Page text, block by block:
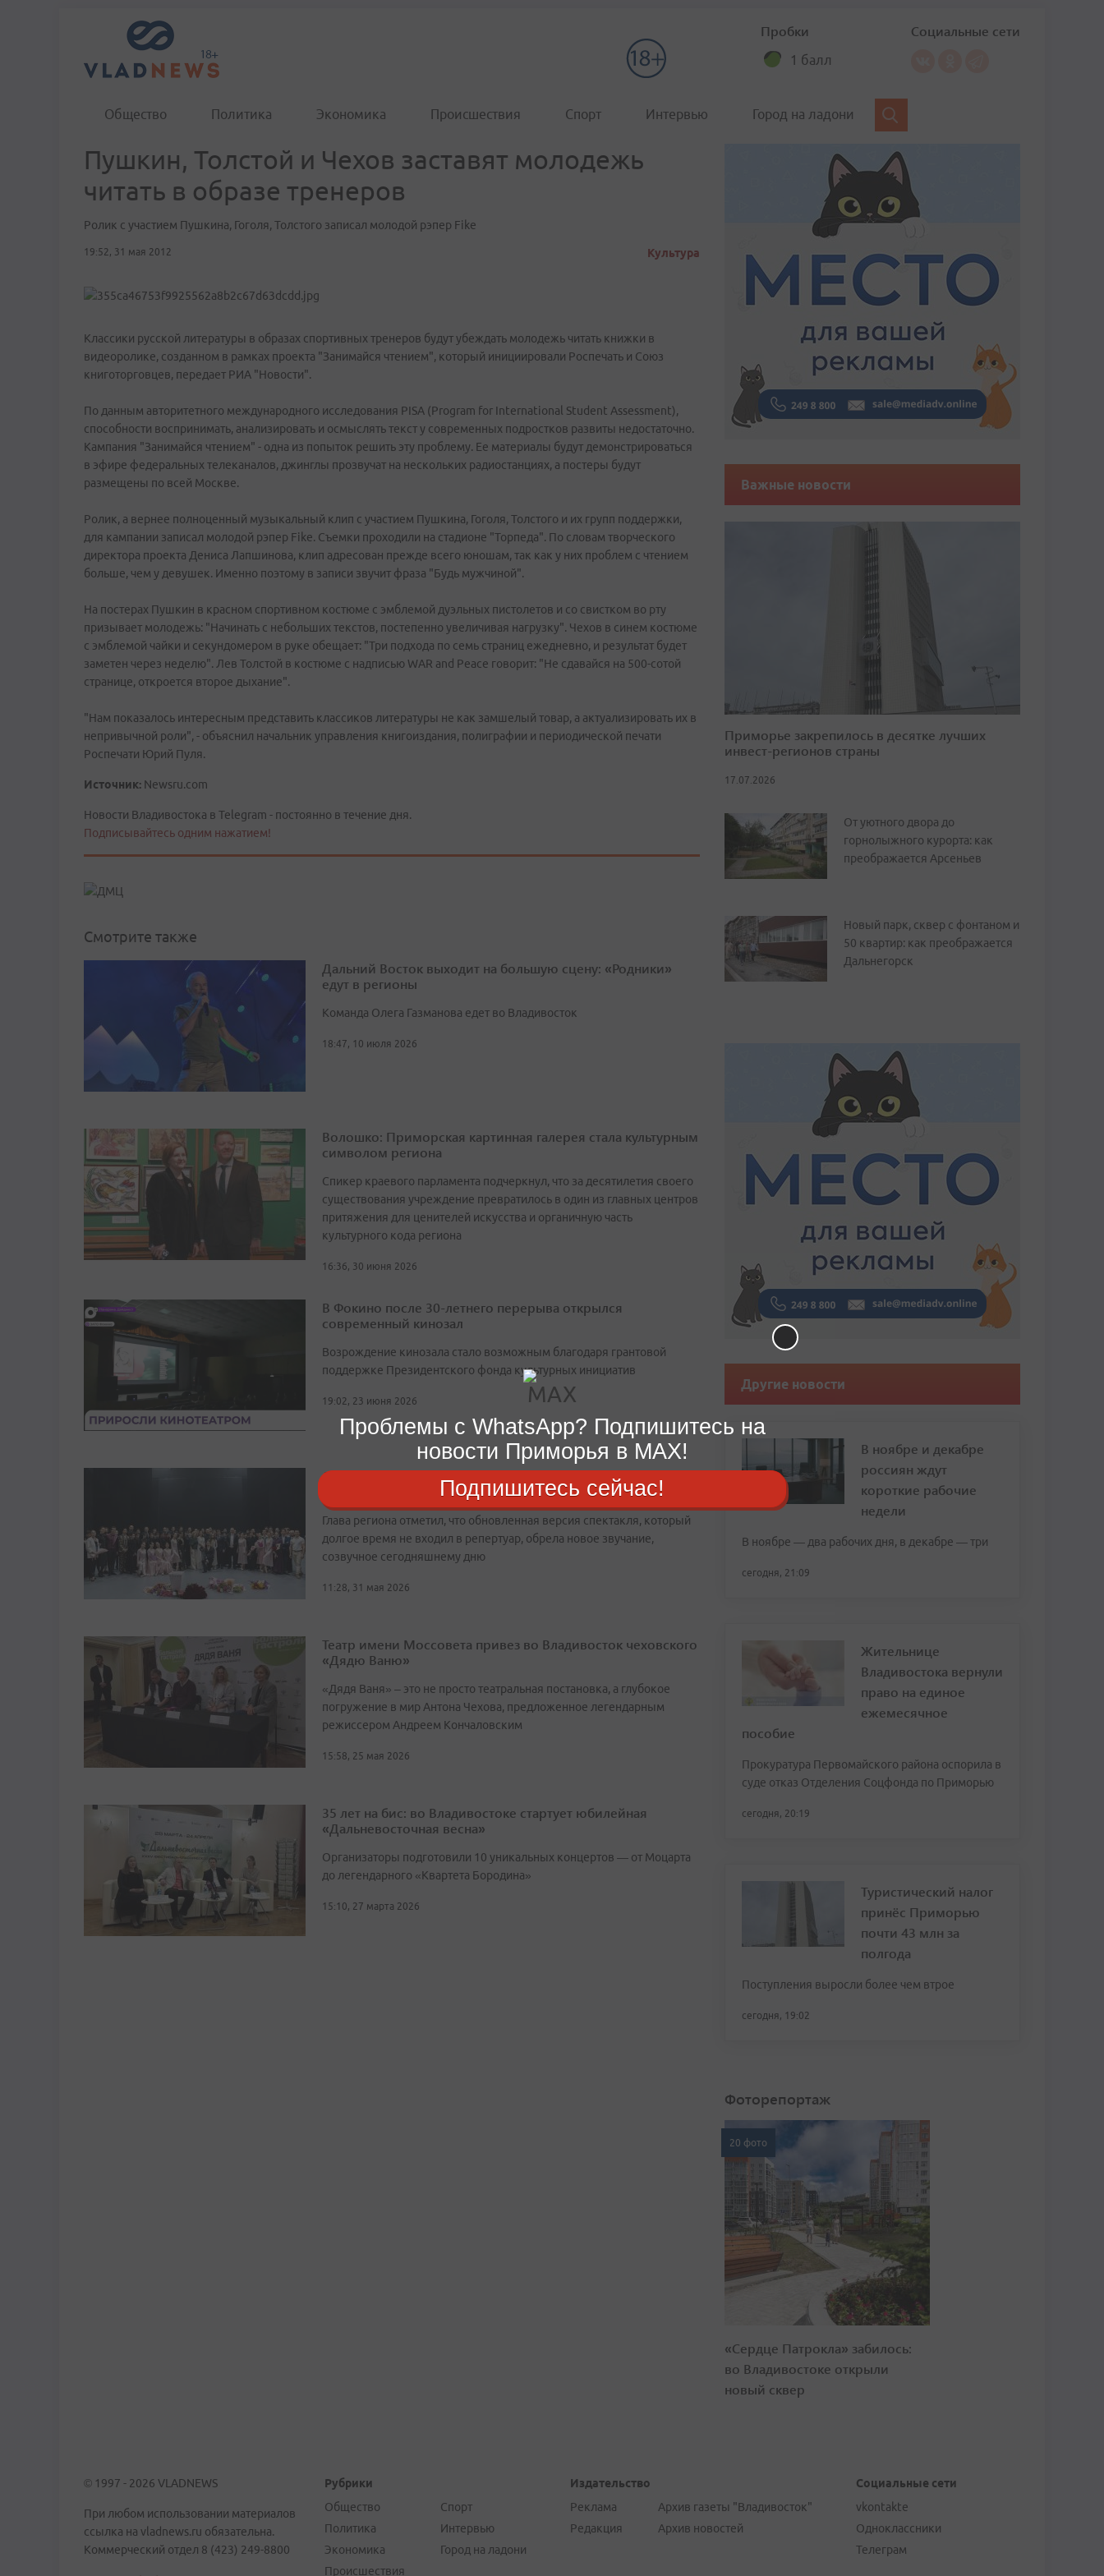
Пробки
1 балл
Социальные сети
Общество Политика Экономика Происшествия Спорт Интервью Город на ладони
Пушкин, Толстой и Чехов заставят молодежь
читать в образе тренеров
Ролик с участием Пушкина, Гоголя, Толстого записал молодой рэпер Fike
19:52, 31 мая 2012 Культура
Классики русской литературы в образах спортивных тренеров будут убеждать молодежь читать книжки в
видеоролике, созданном в рамках проекта "Занимайся чтением", который инициировали Роспечать и Союз
книготорговцев, передает РИА "Новости".
По данным авторитетного международного исследования PISA (Program for International Student Assessment),
способности воспринимать, анализировать и осмыслять текст у современных подростков развиты недостаточно.
Кампания "Занимайся чтением" - одна из попыток решить эту проблему. Ее материалы будут демонстрироваться
в эфире федеральных телеканалов, джинглы прозвучат на нескольких радиостанциях, а постеры будут
размещены по всей Москве.
Ролик, а вернее полноценный музыкальный клип с участием Пушкина, Гоголя, Толстого и их групп поддержки,
для кампании записал молодой рэпер Fike. Съемки проходили на стадионе "Торпеда". По словам творческого
директора проекта Дениса Лапшинова, клип адресован прежде всего юношам, так как у них проблем с чтением
больше, чем у девушек. Именно поэтому в записи звучит фраза "Будь мужчиной".
На постерах Пушкин в красном спортивном костюме с эмблемой дуэльных пистолетов и со свистком во рту
призывает молодежь: "Начинать с небольших текстов, постепенно увеличивая нагрузку". Чехов в синем костюме
с эмблемой чайки и секундомером в руке обещает: "Три подхода по семь страниц ежедневно, и результат будет
заметен через неделю". Лев Толстой в костюме с надписью WAR and Peace говорит: "Не сдавайся на 500-сотой
странице, откроется второе дыхание".
"Нам показалось интересным представить классиков литературы не как замшелый товар, а актуализировать их в
непривычной роли", - объяснил начальник управления книгоиздания, полиграфии и периодической печати
Роспечати Юрий Пуля.
Источник: Newsru.com
Новости Владивостока в Telegram - постоянно в течение дня.
Подписывайтесь одним нажатием!
Смотрите также
Дальний Восток выходит на большую сцену: «Родники»
едут в регионы
Команда Олега Газманова едет во Владивосток
18:47, 10 июля 2026
Волошко: Приморская картинная галерея стала культурным
символом региона
Спикер краевого парламента подчеркнул, что за десятилетия своего
существования учреждение превратилось в один из главных центров
притяжения для ценителей искусства и органичную часть
культурного кода региона
16:36, 30 июня 2026
В Фокино после 30-летнего перерыва открылся
современный кинозал
Возрождение кинозала стало возможным благодаря грантовой
поддержке Президентского фонда культурных инициатив
19:02, 23 июня 2026
Легендарный балет Прокофьева вернулся на приморскую
Глава региона отметил, что обновленная версия спектакля, который
долгое время не входил в репертуар, обрела новое звучание,
созвучное сегодняшнему дню
11:28, 31 мая 2026
Театр имени Моссовета привез во Владивосток чеховского
«Дядю Ваню»
«Дядя Ваня» – это не просто театральная постановка, а глубокое
погружение в мир Антона Чехова, предложенное легендарным
режиссером Андреем Кончаловским
15:58, 25 мая 2026
35 лет на бис: во Владивостоке стартует юбилейная
«Дальневосточная весна»
Организаторы подготовили 10 уникальных концертов — от Моцарта
до легендарного «Квартета Бородина»
15:10, 27 марта 2026
Важные новости
Приморье закрепилось в десятке лучших
инвест-регионов страны
17.07.2026
От уютного двора до
горнолыжного курорта: как
преображается Арсеньев
Новый парк, сквер с фонтаном и
50 квартир: как преображается
Дальнегорск
Другие новости
В ноябре и декабре
россиян ждут
короткие рабочие
недели
В ноябре — два рабочих дня, в декабре — три
сегодня, 21:09
Жительнице
Владивостока вернули
право на единое
ежемесячное
пособие
Прокуратура Первомайского района оспорила в
суде отказ Отделения Соцфонда по Приморью
сегодня, 20:19
Туристический налог
принёс Приморью
почти 43 млн за
полгода
Поступления выросли более чем втрое
сегодня, 19:02
Фоторепортаж
20 фото
«Сердце Патрокла» забилось:
во Владивостоке открыли
новый сквер
© 1997 - 2026 VLADNEWS
При любом использовании материалов
ссылка на vladnews.ru обязательна.
Коммерческий отдел 8 (423) 249-8800
Рубрики
Общество
Политика
Экономика
Происшествия
Спорт
Интервью
Город на ладони
Издательство
Реклама
Редакция
Архив газеты "Владивосток"
Архив новостей
Социальные сети
vkontakte
Одноклассники
Телеграм
Проблемы с WhatsApp? Подпишитесь на
новости Приморья в MAX!
Подпишитесь сейчас!